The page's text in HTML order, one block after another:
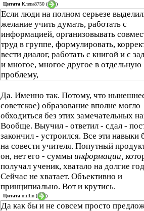
Цитата Клепа8750 ( )
Если люди на полном серьезе
желание учить думать, работать с
информацией, организовывать
труд в группе, формулировать,
вести диалог, работать с книгой и с
и многое, многое другое в отдельную
проблему,
Да. Именно так. Потому, что
советское) образование вполне могло
обходиться без этих замечательных
Вообще. Выучил - ответил - сдал -
закончил - устроился. Все эти навыки
на совести учителя. Попутный
он, нет его - суммы информации,
получал ученик, хватало на долгие
Сейчас не хватает. Объективно и
принципиально. Вот и крутись.
Цитата miflin ( )
Да как бы и не совсем просто